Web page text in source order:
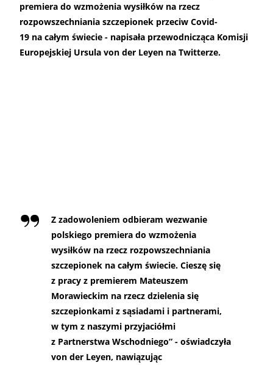
premiera do wzmożenia wysiłków na rzecz
rozpowszechniania szczepionek przeciw Covid-
19 na całym świecie - napisała przewodnicząca Komisji
Europejskiej Ursula von der Leyen na Twitterze.
Z zadowoleniem odbieram wezwanie
polskiego premiera do wzmożenia
wysiłków na rzecz rozpowszechniania
szczepionek na całym świecie. Cieszę się
z pracy z premierem Mateuszem
Morawieckim na rzecz dzielenia się
szczepionkami z sąsiadami i partnerami,
w tym z naszymi przyjaciółmi
z Partnerstwa Wschodniego” - oświadczyła
von der Leyen, nawiązując